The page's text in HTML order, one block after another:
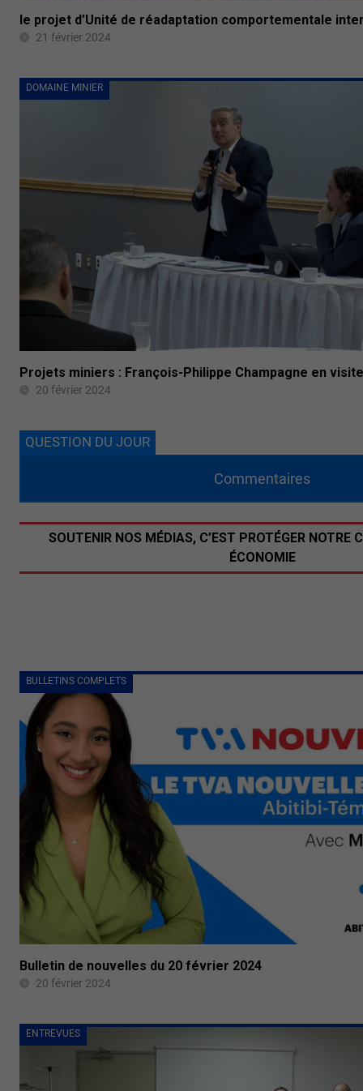
le projet d’Unité de réadaptation comportementale
21 février 2024
DOMAINE MINIER
Projets miniers : François-Philippe Champagne en
20 février 2024
BULLETINS COMPLETS
Bulletin de nouvelles du 20 février 2024
20 février 2024
ENTREVUES
QUESTION DU JOUR
Commentaires
SOUTENIR NOS MÉDIAS, C’EST PROTÉGER NOTRE
ÉCONOMIE